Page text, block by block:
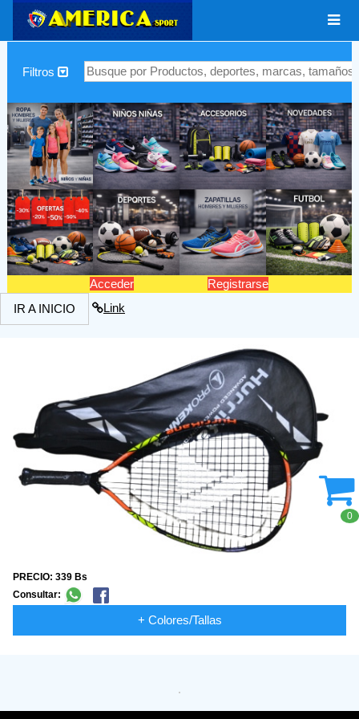
Filtros
Acceder
Registrarse
IR A INICIO
Link
PRECIO: 339 Bs
Consultar:
+ Colores/Tallas
0